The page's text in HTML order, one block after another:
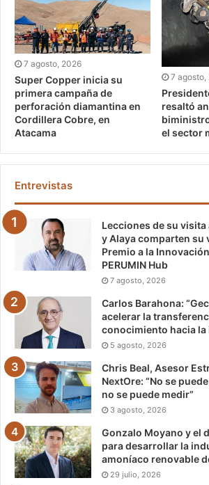
7 agosto, 2026
Super Copper inicia su
primera campaña de
perforación diamantina en
Cordillera Cobre, en
Atacama
7 agosto,
resaltó
el sector
Entrevistas
Lecciones de su
y Alaya comparten su
Premio a la
PERUMIN Hub
7 agosto, 2026
Carlos Barahona:
acelerar la
conocimiento hacia la
5 agosto, 2026
Chris Beal, Asesor
NextOre: “No se
no se puede medir”
3 agosto, 2026
Gonzalo Moyano y el
para desarrollar la
amoníaco renovable
29 julio, 2026